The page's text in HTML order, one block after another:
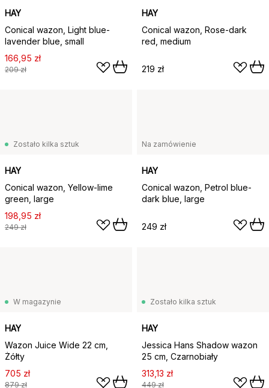
HAY
Conical wazon, Light blue-
lavender blue, small
166,95 zł
209 zł
HAY
Conical wazon, Rose-dark
red, medium
219 zł
Zostało kilka sztuk
HAY
Conical wazon, Yellow-lime
green, large
198,95 zł
249 zł
Na zamówienie
HAY
Conical wazon, Petrol blue-
dark blue, large
249 zł
W magazynie
HAY
Wazon Juice Wide 22 cm,
Żółty
705 zł
879 zł
Zostało kilka sztuk
HAY
Jessica Hans Shadow wazon
25 cm, Czarnobiały
313,13 zł
449 zł